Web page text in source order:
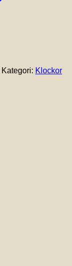
Kategori: Klockor